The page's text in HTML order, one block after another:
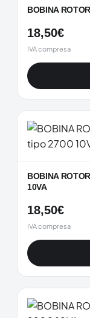
BOBINA
18,50€
IVA compresa
BOBINA
10VA
18,50€
IVA compresa